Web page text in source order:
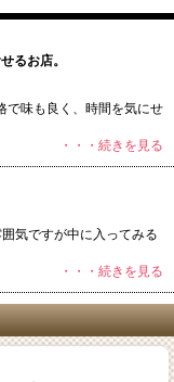
るお店。
で味も良く、時間を気にせ
・・・続きを見る
気ですが中に入ってみる
・・・続きを見る